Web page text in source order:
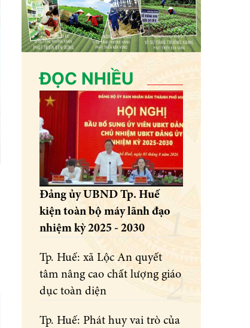
ĐỌC NHIỀU
Đảng ủy UBND Tp. Huế
kiện toàn bộ máy lãnh đạo
nhiệm kỳ 2025 - 2030
Tp. Huế: xã Lộc An quyết
tâm nâng cao chất lượng giáo
dục toàn diện
Tp. Huế: Phát huy vai trò của